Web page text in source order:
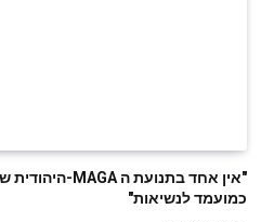
‬כמועמד‭ ‬לנשיאות‭"‬